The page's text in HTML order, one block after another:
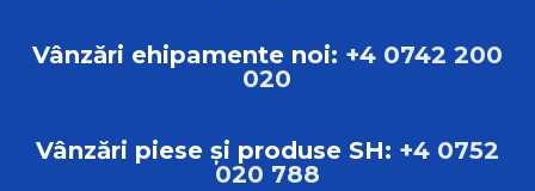
Vânzări ehipamente noi: +4 0742 200
020
Vânzări piese și produse SH: +4 0752
020 788